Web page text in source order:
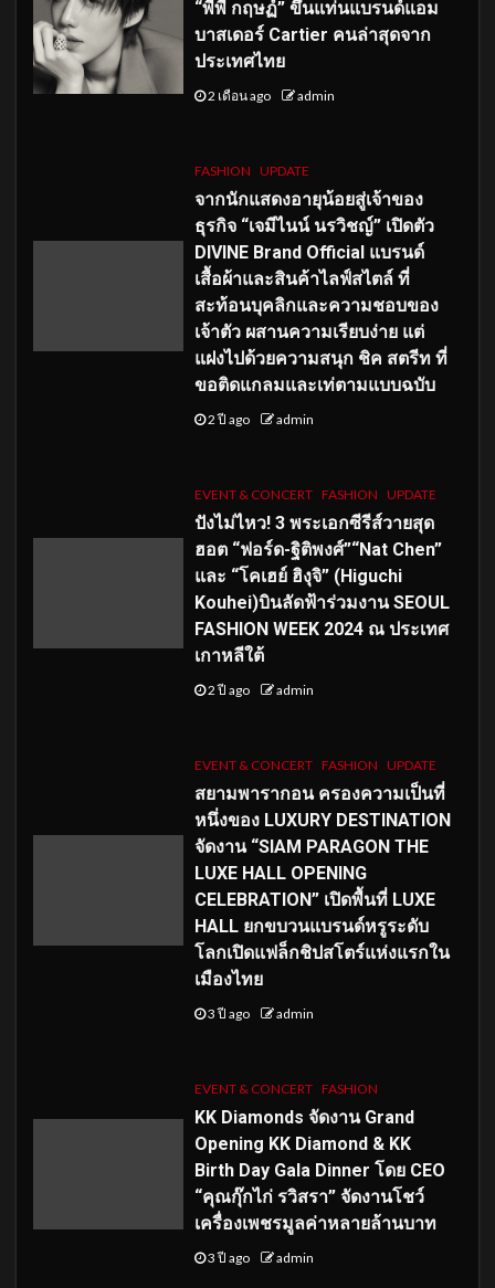
“พีพี กฤษฏ์” ขึ้นแท่นแบรนด์แอม
บาสเดอร์ Cartier คนล่าสุดจาก
ประเทศไทย
2 เดือน ago admin
FASHION UPDATE
จากนักแสดงอายุน้อยสู่เจ้าของ
ธุรกิจ “เจมีไนน์ นรวิชญ์” เปิดตัว
DIVINE Brand Official แบรนด์
เสื้อผ้าและสินค้าไลฟ์สไตล์ ที่
สะท้อนบุคลิกและความชอบของ
เจ้าตัว ผสานความเรียบง่าย แต่
แฝงไปด้วยความสนุก ชิค สตรีท ที่
ขอติดแกลมและเท่ตามแบบฉบับ
2 ปี ago admin
EVENT & CONCERT FASHION UPDATE
ปังไม่ไหว! 3 พระเอกซีรีส์วายสุด
ฮอต “ฟอร์ด-ฐิติพงศ์”“Nat Chen”
และ “โคเฮย์ ฮิงุจิ” (Higuchi
Kouhei)บินลัดฟ้าร่วมงาน SEOUL
FASHION WEEK 2024 ณ ประเทศ
เกาหลีใต้
2 ปี ago admin
EVENT & CONCERT FASHION UPDATE
สยามพารากอน ครองความเป็นที่
หนึ่งของ LUXURY DESTINATION
จัดงาน “SIAM PARAGON THE
LUXE HALL OPENING
CELEBRATION” เปิดพื้นที่ LUXE
HALL ยกขบวนแบรนด์หรูระดับ
โลกเปิดแฟล็กชิปสโตร์แห่งแรกใน
เมืองไทย
3 ปี ago admin
EVENT & CONCERT FASHION
KK Diamonds จัดงาน Grand
Opening KK Diamond & KK
Birth Day Gala Dinner โดย CEO
“คุณกุ๊กไก่ รวิสรา” จัดงานโชว์
เครื่องเพชรมูลค่าหลายล้านบาท
3 ปี ago admin